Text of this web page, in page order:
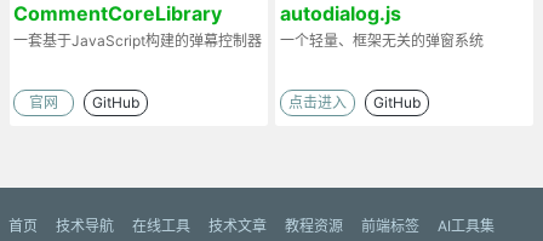
CommentCoreLibrary
一套基于JavaScript构建的弹幕控制器
官网 GitHub
autodialog.js
一个轻量、框架无关的弹窗系统
点击进入 GitHub
首页 技术导航 在线工具 技术文章 教程资源 前端标签 AI工具集